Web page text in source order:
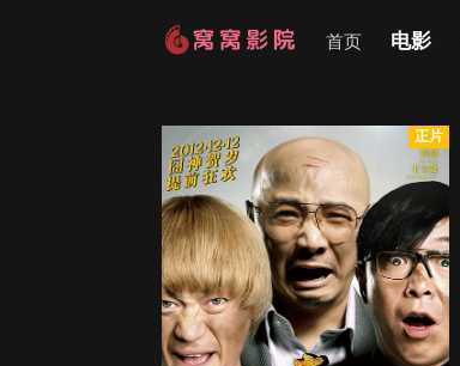
首页 电影
正片